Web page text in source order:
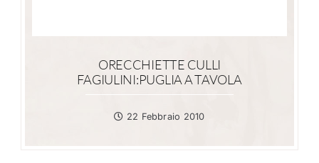
ORECCHIETTE CULLI
FAGIULINI:PUGLIA A TAVOLA
22 Febbraio 2010